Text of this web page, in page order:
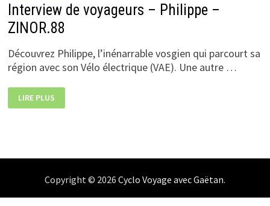
Interview de voyageurs – Philippe –
ZINOR.88
Découvrez Philippe, l’inénarrable vosgien qui parcourt sa
région avec son Vélo électrique (VAE). Une autre …
INTERVIEW
DE
VOYAGEURS
LIRE PLUS
Copyright © 2026 Cyclo Voyage avec Gaëtan.